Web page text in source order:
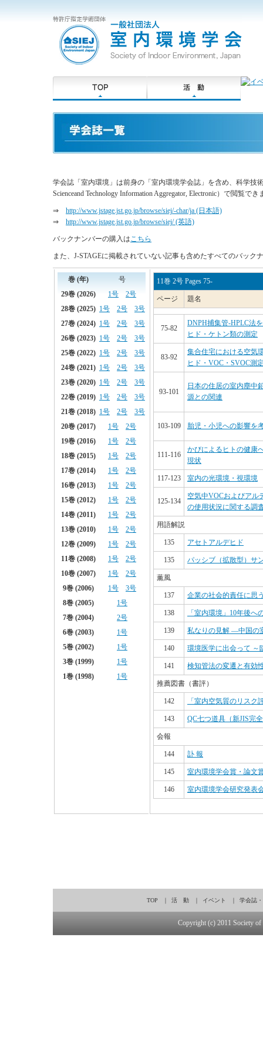
学会誌「室内環境」は前身の「室内環境学会誌」を含め、科学技
Scienceand Technology Information Aggregator, Electronic）で閲覧で
⇒ http://www.jstage.jst.go.jp/browse/siej/-char/ja (日本語)
⇒ http://www.jstage.jst.go.jp/browse/siej/ (英語)
バックナンバーの購入はこちら
また、J-STAGEに掲載されていない記事も含めたすべてのバック
11巻 2号 Pages 75-
ページ 題名
75-82
DNPH捕集管-HPLC法
ヒド・ケトン類の測定
83-92
集合住宅における空気
ヒド・VOC・SVOC測
93-101
日本の住居の室内塵
源との関連
103-109 胎児・小児への影響を
111-116
かびによるヒトの健康
現状
117-123 室内の光環境・視環境
125-134
空気中VOCおよびアル
の使用状況に関する調
用語解説
135 アセトアルデヒド
135 パッシブ（拡散型）サ
薫風
137 企業の社会的責任に思
138 「室内環境」10年後へ
139 私なりの見解 ―中国の
140 環境医学に出会って ～
141 検知管法の変遷と有効
推薦図書（書評）
142 「室内空気質のリスク
143 QC七つ道具（新JIS完
会報
144 訃 報
145 室内環境学会賞・論文
146 室内環境学会研究発表
TOP ｜ 活 動 ｜ イベント ｜ 学会誌
Copyright (c) 2011 Society